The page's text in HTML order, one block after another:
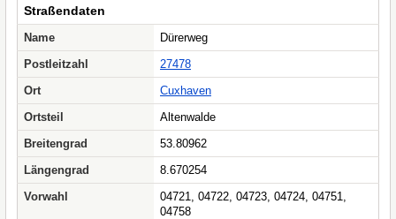
Straßendaten
Name
Dürerweg
Postleitzahl
27478
Ort
Cuxhaven
Ortsteil
Altenwalde
Breitengrad
53.80962
Längengrad
8.670254
Vorwahl
04721, 04722, 04723, 04724, 04751,
04758